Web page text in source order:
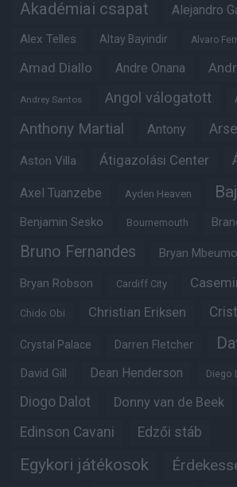
Akadémiai csapat Alejandro
Alex Telles Altay Bayindir Alvaro
Amad Diallo Andre Onana
Andrey Santos Angol válogatott
Anthony Martial Antony
Aston Villa Átigazolási Center
Axel Tuanzebe Ayden Heaven
Benjamin Sesko Bournemouth
Bruno Fernandes Bryan Mbeumo
Bryan Robson Cardiff City
Chido Obi Christian Eriksen
Crystal Palace Darren Fletcher
David Gill Dean Henderson Diego
Diogo Dalot Donny van de Beek
Edinson Cavani Edzői stáb
Egykori játékosok